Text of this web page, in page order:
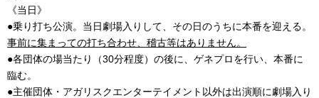
《当日》
●乗り打ち公演。当日劇場入りして、その日のうちに本番を迎える。
事前に集まっての打ち合わせ、稽古等はありません。
●各団体の場当たり（30分程度）の後に、ゲネプロを行い、本番に
臨む。
●主催団体・アガリスクエンターテイメント以外は出演順に劇場入り